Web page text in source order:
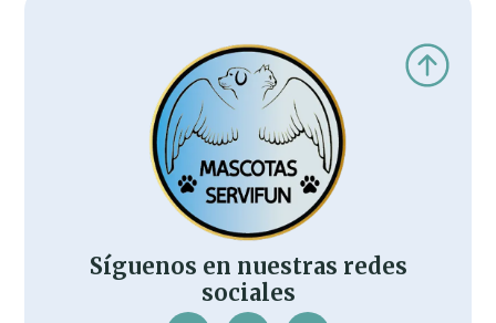
Síguenos en nuestras redes
sociales